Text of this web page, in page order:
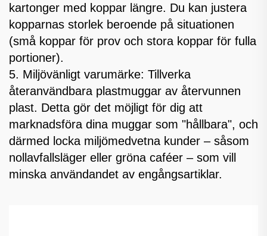
kartonger med koppar längre. Du kan justera
kopparnas storlek beroende på situationen
(små koppar för prov och stora koppar för fulla
portioner).
5. Miljövänligt varumärke: Tillverka
återanvändbara plastmuggar av återvunnen
plast. Detta gör det möjligt för dig att
marknadsföra dina muggar som "hållbara", och
därmed locka miljömedvetna kunder – såsom
nollavfallsläger eller gröna caféer – som vill
minska användandet av engångsartiklar.